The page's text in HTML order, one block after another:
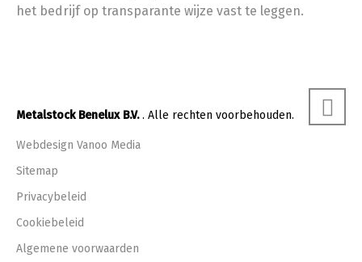
het bedrijf op transparante wijze vast te leggen.
Metalstock Benelux B.V.. Alle rechten voorbehouden.
Webdesign Vanoo Media
Sitemap
Privacybeleid
Cookiebeleid
Algemene voorwaarden